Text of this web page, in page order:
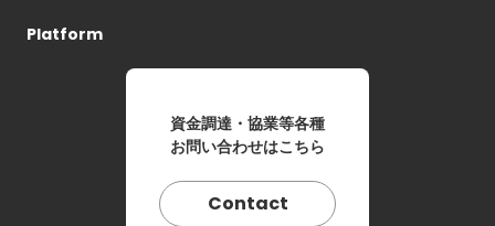
Platform
資金調達・協業等各種
お問い合わせはこちら
Contact